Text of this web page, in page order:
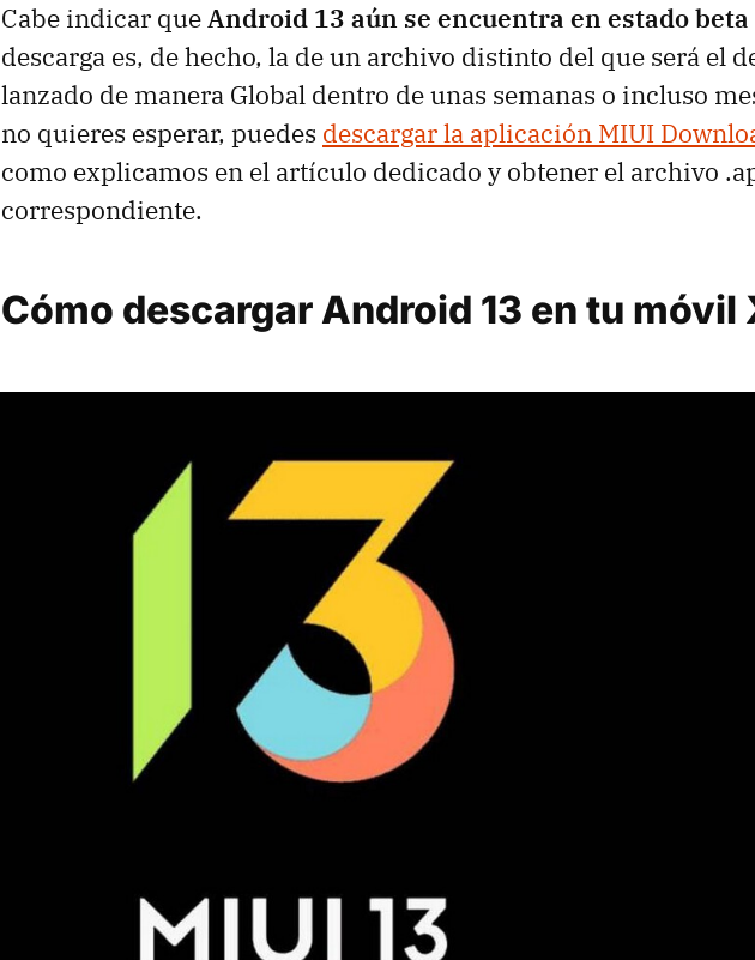
Cabe indicar queAndroid 13 aún se encuentra en estado beta
descarga es, de hecho, la de un archivo distinto del que será el
lanzado de manera Global dentro de unas semanas o incluso
no quieres esperar, puedes descargar la aplicación MIUI
como explicamos en el artículo dedicado y obtener el archivo
correspondiente.
Cómo descargar Android 13 en tu móvil